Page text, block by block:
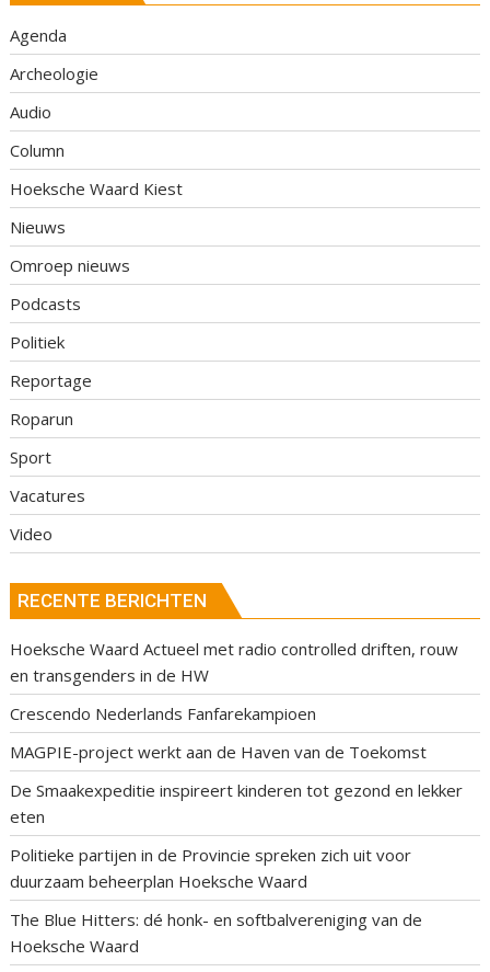
Agenda
Archeologie
Audio
Column
Hoeksche Waard Kiest
Nieuws
Omroep nieuws
Podcasts
Politiek
Reportage
Roparun
Sport
Vacatures
Video
RECENTE BERICHTEN
Hoeksche Waard Actueel met radio controlled driften, rouw
en transgenders in de HW
Crescendo Nederlands Fanfarekampioen
MAGPIE-project werkt aan de Haven van de Toekomst
De Smaakexpeditie inspireert kinderen tot gezond en lekker
eten
Politieke partijen in de Provincie spreken zich uit voor
duurzaam beheerplan Hoeksche Waard
The Blue Hitters: dé honk- en softbalvereniging van de
Hoeksche Waard